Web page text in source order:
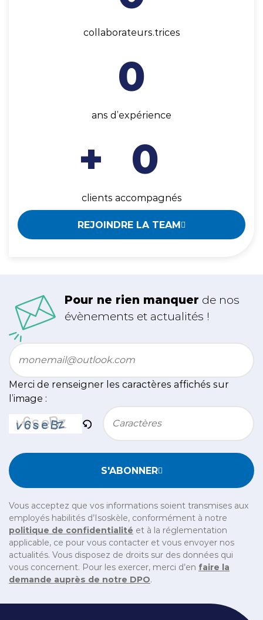
collaborateurs.trices
0
ans d’expérience
+ 0
clients accompagnés
REJOINDRE LA TEAM
Pour ne rien manquer de nos
évènements et actualités !
Email
Merci de renseigner les caractères affichés sur
l’image :
S'ABONNER
Vous acceptez que vos informations soient transmises aux
employés habilités d’Isoskèle, conformément à notre
politique de confidentialité et à la réglementation
applicable, ce pour vous contacter et vous envoyer nos
actualités. Vous disposez de droits sur des données qui
vous concernent. Pour les exercer, merci d’en faire la
demande auprès de notre DPO.